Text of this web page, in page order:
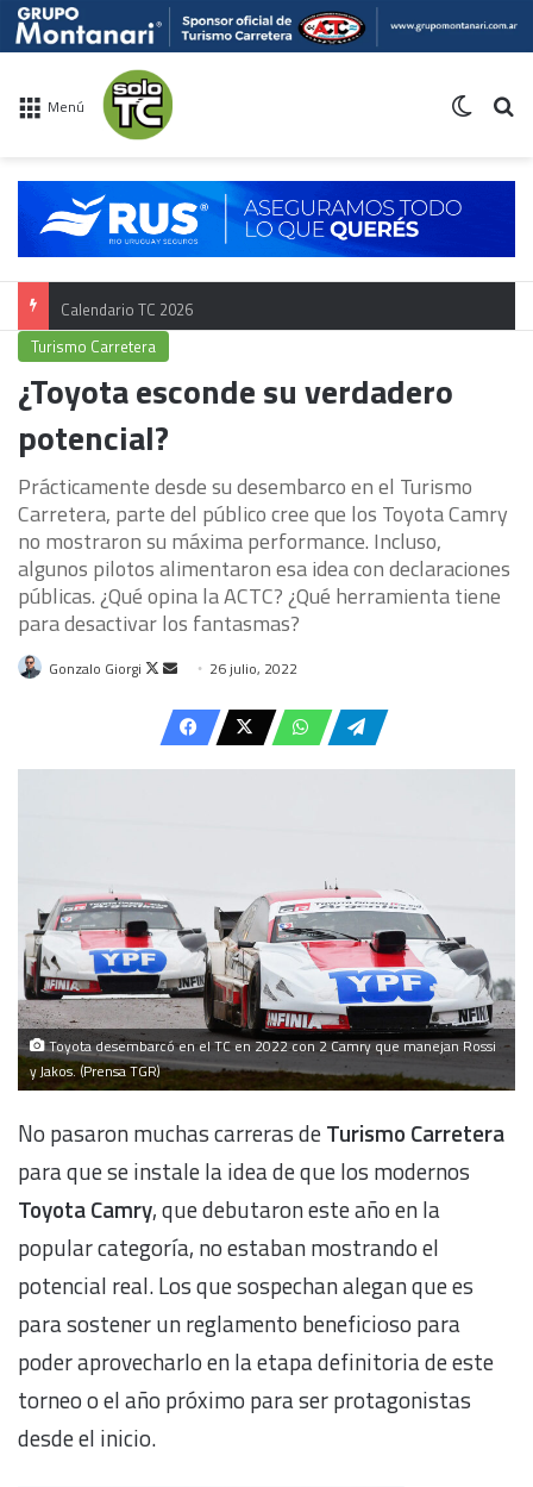
Menú
Calendario TC 2026
Turismo Carretera
¿Toyota esconde su verdadero
potencial?
Prácticamente desde su desembarco en el Turismo
Carretera, parte del público cree que los Toyota Camry
no mostraron su máxima performance. Incluso,
algunos pilotos alimentaron esa idea con declaraciones
públicas. ¿Qué opina la ACTC? ¿Qué herramienta tiene
para desactivar los fantasmas?
Gonzalo Giorgi
Follow
X
Send
email
26 julio, 2022
Toyota desembarcó en el TC en 2022 con 2 Camry que manejan Rossi
y Jakos. (Prensa TGR)
No pasaron muchas carreras deTurismo Carretera
para que se instale la idea de que los modernos
Toyota Camry, que debutaron este año en la
popular categoría, no estaban mostrando el
potencial real. Los que sospechan alegan que es
para sostener un reglamento beneficioso para
poder aprovecharlo en la etapa definitoria de este
torneo o el año próximo para ser protagonistas
desde el inicio.